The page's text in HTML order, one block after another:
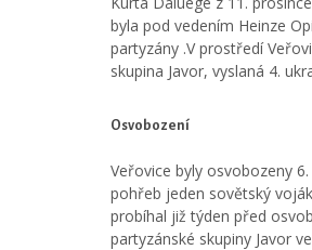
byla pod vedením Heinze
partyzány .V prostředí
skupina Javor, vyslaná 4.
Osvobození
Veřovice byly osvobozeny
pohřeb jeden sovětský
probíhal již týden před
partyzánské skupiny Javor